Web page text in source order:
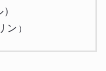
ン ）